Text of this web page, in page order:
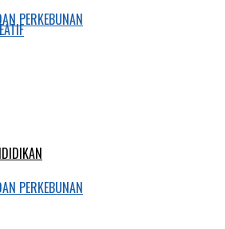
PERKEBUNAN
PERKEBUNAN